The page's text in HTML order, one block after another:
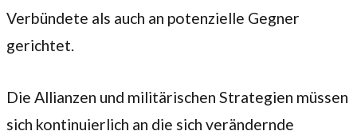
Verbündete als auch an potenzielle Gegner
gerichtet.
Die Allianzen und militärischen Strategien müssen
sich kontinuierlich an die sich verändernde